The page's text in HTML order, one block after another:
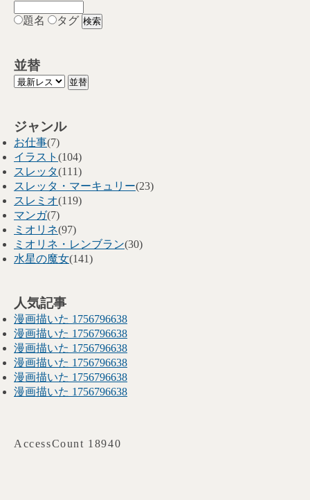
題名 タグ
並替
ジャンル
お仕事(7)
イラスト (104)
スレッタ(111)
スレッタ・マーキュリー(23)
スレミオ(119)
マンガ(7)
ミオリネ(97)
ミオリネ・レンブラン(30)
水星の魔女(141)
人気記事
漫画描いた 1756796638
漫画描いた 1756796638
漫画描いた 1756796638
漫画描いた 1756796638
漫画描いた 1756796638
漫画描いた 1756796638
AccessCount 18940